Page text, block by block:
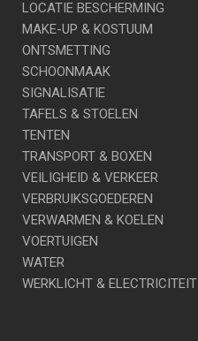
LOCATIE BESCHERMING
MAKE-UP & KOSTUUM
ONTSMETTING
SCHOONMAAK
SIGNALISATIE
TAFELS & STOELEN
TENTEN
TRANSPORT & BOXEN
VEILIGHEID & VERKEER
VERBRUIKSGOEDEREN
VERWARMEN & KOELEN
VOERTUIGEN
WATER
WERKLICHT & ELECTRICITEIT